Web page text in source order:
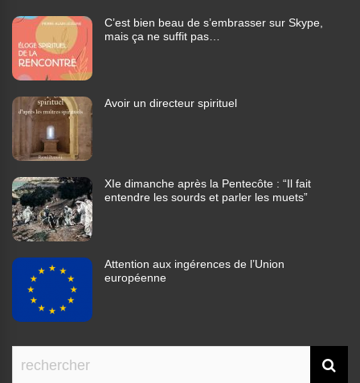
C’est bien beau de s’embrasser sur Skype,
mais ça ne suffit pas…
Avoir un directeur spirituel
XIe dimanche après la Pentecôte : “Il fait
entendre les sourds et parler les muets”
Attention aux ingérences de l’Union
européenne